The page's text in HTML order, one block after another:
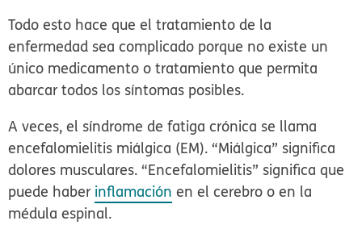
Todo esto hace que el tratamiento de la
enfermedad sea complicado porque no existe un
único medicamento o tratamiento que permita
abarcar todos los síntomas posibles.
A veces, el síndrome de fatiga crónica se llama
encefalomielitis miálgica (EM). “Miálgica” significa
dolores musculares. “Encefalomielitis” significa que
puede haber inflamación en el cerebro o en la
médula espinal.